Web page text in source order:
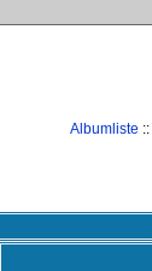
Albumliste ::